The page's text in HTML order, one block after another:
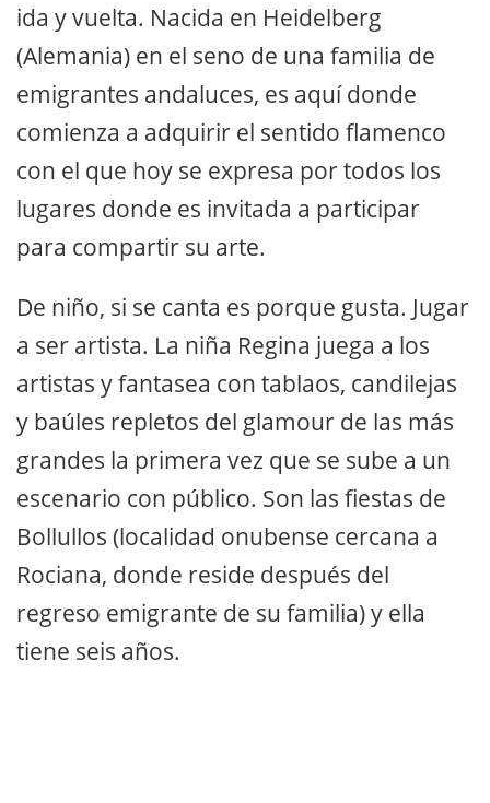
ida y vuelta. Nacida en Heidelberg
(Alemania) en el seno de una familia de
emigrantes andaluces, es aquí donde
comienza a adquirir el sentido flamenco
con el que hoy se expresa por todos los
lugares donde es invitada a participar
para compartir su arte.
De niño, si se canta es porque gusta. Jugar
a ser artista. La niña Regina juega a los
artistas y fantasea con tablaos, candilejas
y baúles repletos del glamour de las más
grandes la primera vez que se sube a un
escenario con público. Son las fiestas de
Bollullos (localidad onubense cercana a
Rociana, donde reside después del
regreso emigrante de su familia) y ella
tiene seis años.